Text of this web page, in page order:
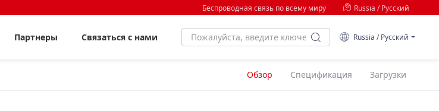
Беспроводная связь по всему миру Russia / Русский
Партнеры Связаться с нами Russia / Русский
Обзор Спецификация Загрузки